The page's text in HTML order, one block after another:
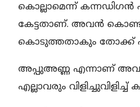
കൊല്ലാമെന്ന്
കേട്ടതാണ്. അവൻ
കൊടുത്തതാകും തോക്ക്
അപ്പുഅണ്ണ എന്നാണ്
എല്ലാവരും